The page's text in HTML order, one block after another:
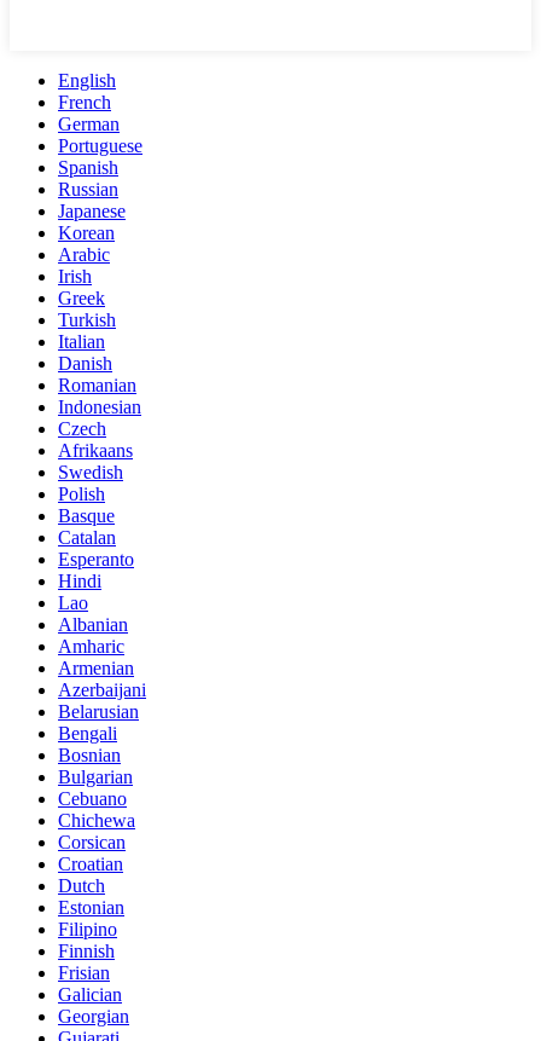
English
French
German
Portuguese
Spanish
Russian
Japanese
Korean
Arabic
Irish
Greek
Turkish
Italian
Danish
Romanian
Indonesian
Czech
Afrikaans
Swedish
Polish
Basque
Catalan
Esperanto
Hindi
Lao
Albanian
Amharic
Armenian
Azerbaijani
Belarusian
Bengali
Bosnian
Bulgarian
Cebuano
Chichewa
Corsican
Croatian
Dutch
Estonian
Filipino
Finnish
Frisian
Galician
Georgian